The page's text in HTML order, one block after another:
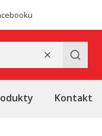
WyczyśćSzukaj
Kontakt